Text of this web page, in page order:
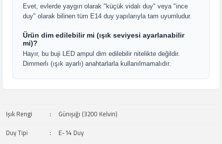
Evet, evlerde yaygın olarak "küçük vidalı duy" veya "ince
duy" olarak bilinen tüm E14 duy yapılarıyla tam uyumludur.
Ürün dim edilebilir mi (ışık seviyesi ayarlanabilir
mi)?
Hayır, bu buji LED ampul dim edilebilir nitelikte değildir.
Dimmerlı (ışık ayarlı) anahtarlarla kullanılmamalıdır.
Işık Rengi :
Günışığı (3200 Kelvin)
Duy Tipi
: E-14 Duy